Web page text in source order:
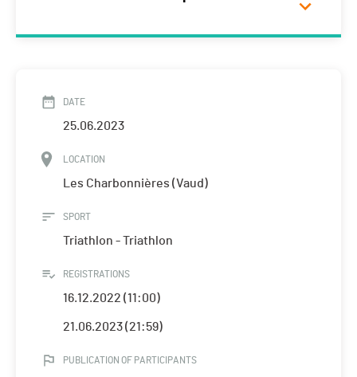
DATE
25.06.2023
LOCATION
Les Charbonnières (Vaud)
SPORT
Triathlon - Triathlon
REGISTRATIONS
16.12.2022 (11:00)
21.06.2023 (21:59)
PUBLICATION OF PARTICIPANTS